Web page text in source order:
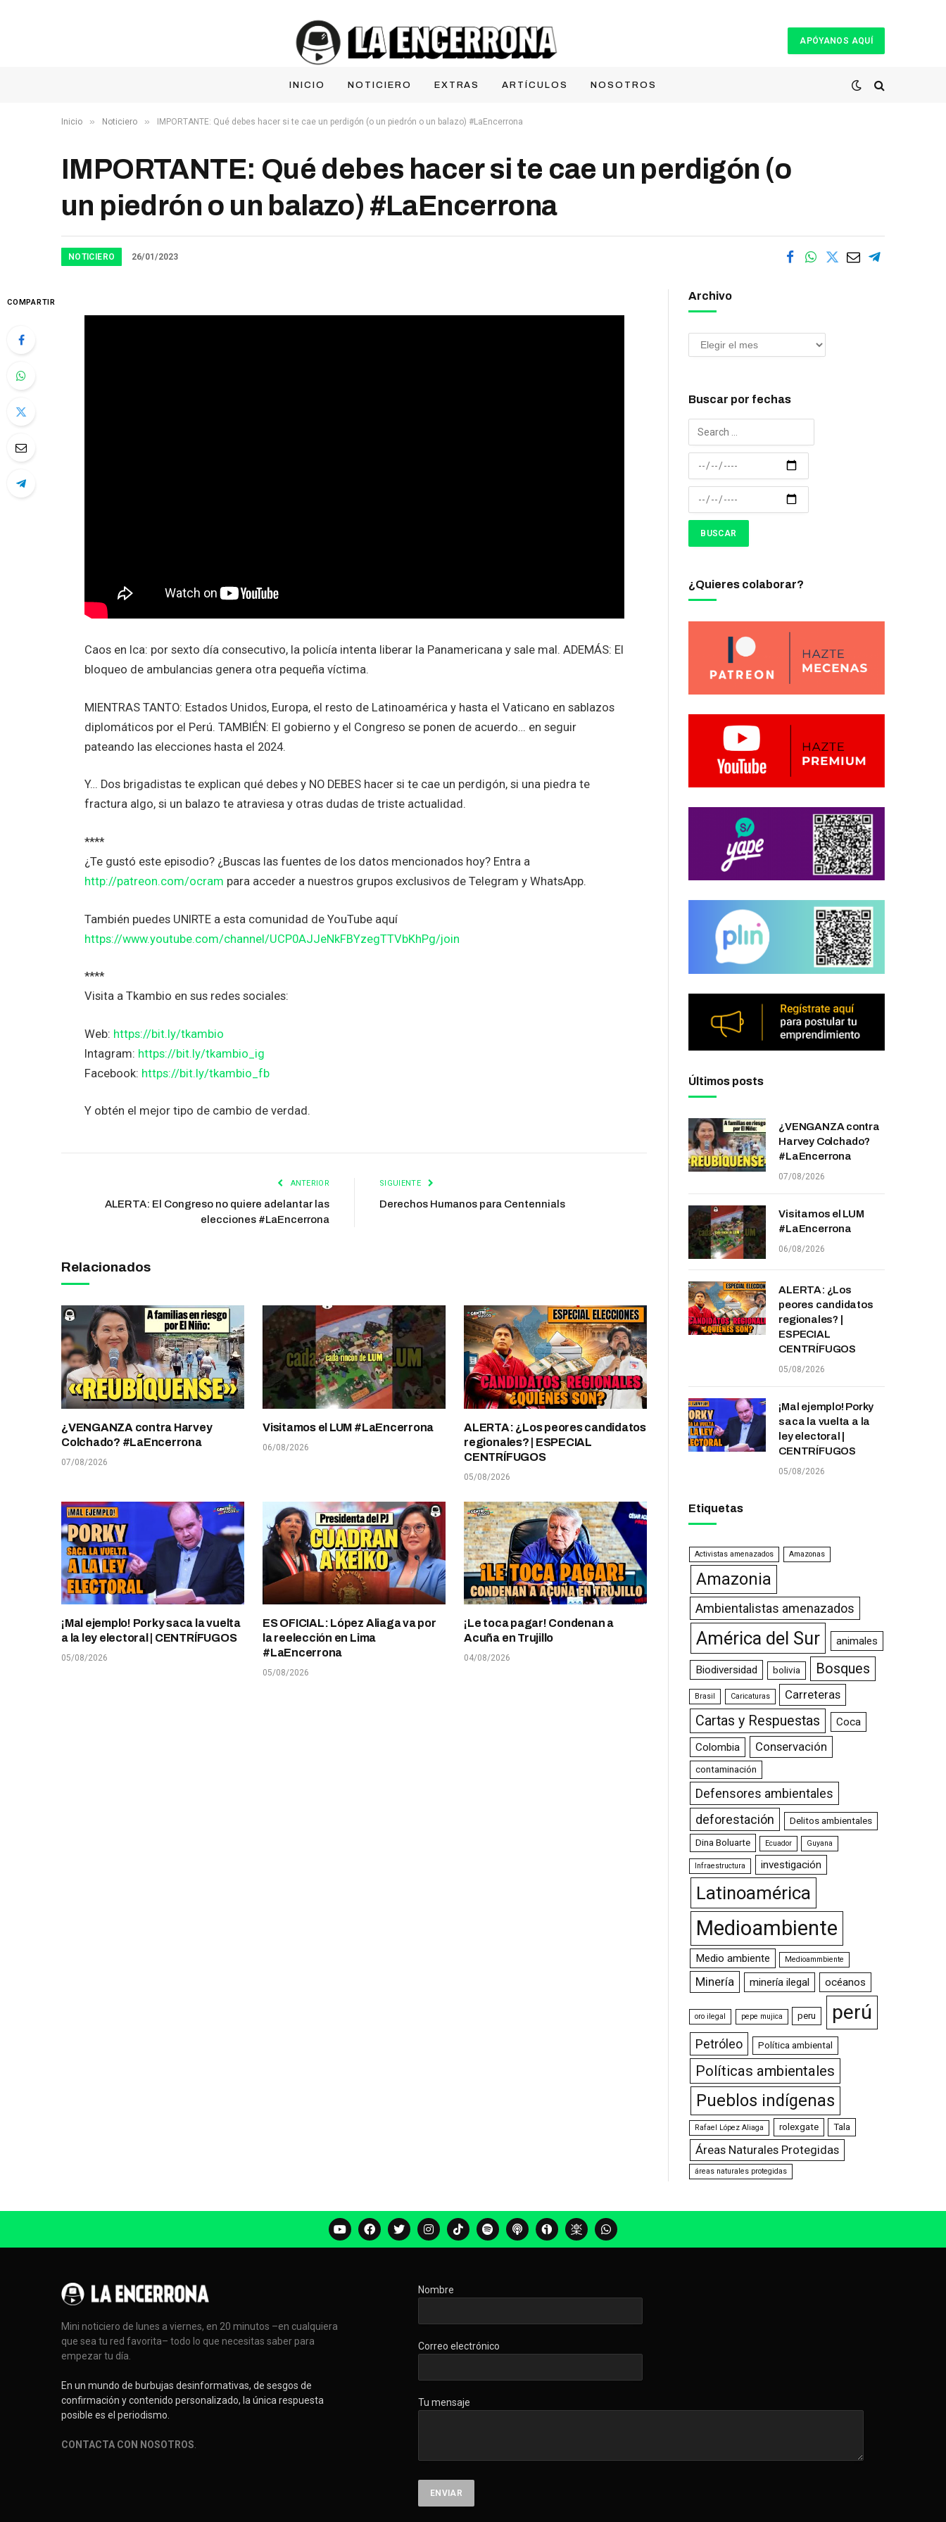
APÓYANOS AQUÍ
INICIO NOTICIERO EXTRAS ARTÍCULOS NOSOTROS
Inicio » Noticiero » IMPORTANTE: Qué debes hacer si te cae un perdigón (o un piedrón o un balazo) #LaEncerrona
IMPORTANTE: Qué debes hacer si te cae un perdigón (o
un piedrón o un balazo) #LaEncerrona
NOTICIERO 26/01/2023
COMPARTIR
Caos en Ica: por sexto día consecutivo, la policía intenta liberar la Panamericana y sale mal. ADEMÁS: El
bloqueo de ambulancias genera otra pequeña víctima.
MIENTRAS TANTO: Estados Unidos, Europa, el resto de Latinoamérica y hasta el Vaticano en sablazos
diplomáticos por el Perú. TAMBIÉN: El gobierno y el Congreso se ponen de acuerdo… en seguir
pateando las elecciones hasta el 2024.
Y… Dos brigadistas te explican qué debes y NO DEBES hacer si te cae un perdigón, si una piedra te
fractura algo, si un balazo te atraviesa y otras dudas de triste actualidad.
****
¿Te gustó este episodio? ¿Buscas las fuentes de los datos mencionados hoy? Entra a
http://patreon.com/ocram para acceder a nuestros grupos exclusivos de Telegram y WhatsApp.
También puedes UNIRTE a esta comunidad de YouTube aquí
https://www.youtube.com/channel/UCP0AJJeNkFBYzegTTVbKhPg/join
****
Visita a Tkambio en sus redes sociales:
Web: https://bit.ly/tkambio
Intagram: https://bit.ly/tkambio_ig
Facebook: https://bit.ly/tkambio_fb
Y obtén el mejor tipo de cambio de verdad.
ANTERIOR
ALERTA: El Congreso no quiere adelantar las
elecciones #LaEncerrona
SIGUIENTE
Derechos Humanos para Centennials
Relacionados
¿VENGANZA contra Harvey
Colchado? #LaEncerrona
07/08/2026
Visitamos el LUM #LaEncerrona
06/08/2026
ALERTA: ¿Los peores candidatos
regionales? | ESPECIAL
CENTRÍFUGOS
05/08/2026
¡Mal ejemplo! Porky saca la vuelta
a la ley electoral | CENTRÍFUGOS
05/08/2026
ES OFICIAL: López Aliaga va por
la reelección en Lima
#LaEncerrona
05/08/2026
¡Le toca pagar! Condenan a
Acuña en Trujillo
04/08/2026
Archivo
Buscar por fechas
¿Quieres colaborar?
Últimos posts
¿VENGANZA contra
Harvey Colchado?
#LaEncerrona
07/08/2026
Visitamos el LUM
#LaEncerrona
06/08/2026
ALERTA: ¿Los
peores candidatos
regionales? |
ESPECIAL
CENTRÍFUGOS
05/08/2026
¡Mal ejemplo! Porky
saca la vuelta a la
ley electoral |
CENTRÍFUGOS
05/08/2026
Etiquetas
Activistas amenazados Amazonas
Amazonia
Ambientalistas amenazados
América del Sur animales
Biodiversidad bolivia Bosques
Brasil Caricaturas Carreteras
Cartas y Respuestas
Coca
Colombia
Conservación
contaminación
Defensores ambientales
deforestación
Delitos ambientales
Dina Boluarte Ecuador Guyana
Infraestructura investigación
Latinoamérica
Medioambiente
Medio ambiente Medioammbiente
Minería minería ilegal océanos
oro ilegal pepe mujica peru perú
Petróleo Política ambiental
Políticas ambientales
Pueblos indígenas
Rafael López Aliaga rolexgate Tala
Áreas Naturales Protegidas
áreas naturales protegidas
Mini noticiero de lunes a viernes, en 20 minutos –en cualquiera
que sea tu red favorita– todo lo que necesitas saber para
empezar tu día.
En un mundo de burbujas desinformativas, de sesgos de
confirmación y contenido personalizado, la única respuesta
posible es el periodismo.
CONTACTA CON NOSOTROS
Nombre
Correo electrónico
Tu mensaje